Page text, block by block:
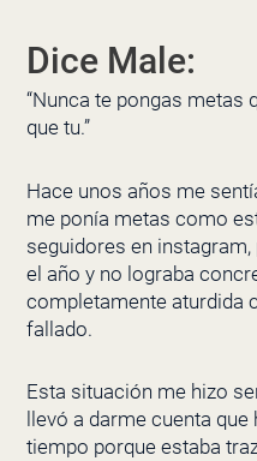
Dice Male:
“Nunca te pongas metas
que tu.”
Hace unos años me
me ponía metas como
seguidores en
el año y no lograba
completamente aturdida
fallado.
Esta situación me hizo
llevó a darme cuenta
tiempo porque estaba